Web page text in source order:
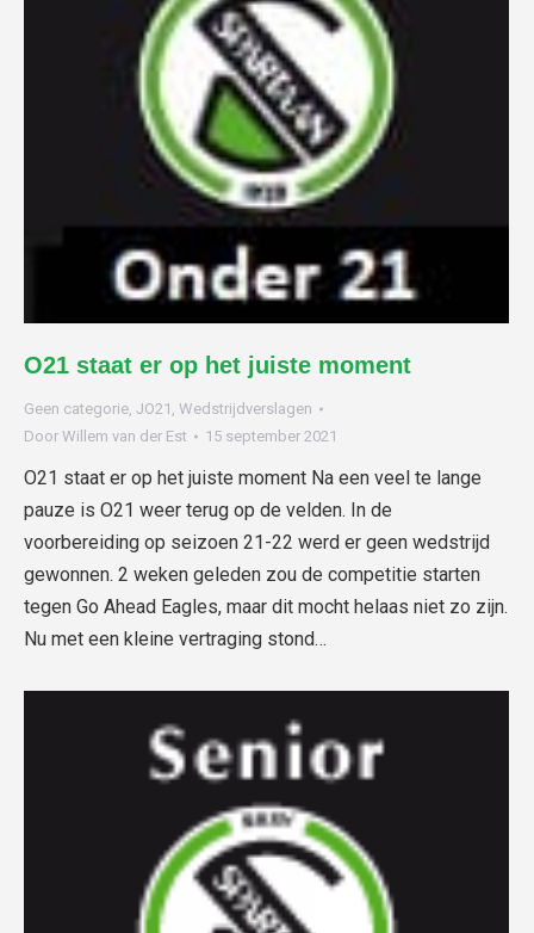
O21 staat er op het juiste moment
Geen categorie, JO21 , Wedstrijdverslagen
Door Willem van der Est 15 september 2021
O21 staat er op het juiste moment Na een veel te lange
pauze is O21 weer terug op de velden. In de
voorbereiding op seizoen 21-22 werd er geen wedstrijd
gewonnen. 2 weken geleden zou de competitie starten
tegen Go Ahead Eagles, maar dit mocht helaas niet zo zijn.
Nu met een kleine vertraging stond…